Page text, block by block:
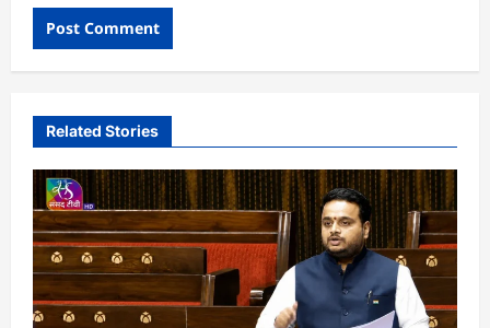
Related Stories